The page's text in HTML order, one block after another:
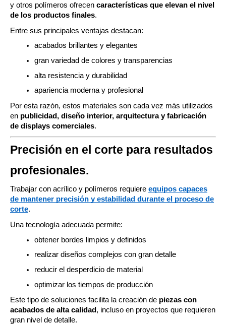
y otros polímeros ofrecen características que elevan el nivel
de los productos finales.
Entre sus principales ventajas destacan:
acabados brillantes y elegantes
gran variedad de colores y transparencias
alta resistencia y durabilidad
apariencia moderna y profesional
Por esta razón, estos materiales son cada vez más utilizados
en publicidad, diseño interior, arquitectura y fabricación
de displays comerciales.
Precisión en el corte para resultados
profesionales.
Trabajar con acrílico y polímeros requiere equipos capaces
de mantener precisión y estabilidad durante el proceso de
corte.
Una tecnología adecuada permite:
obtener bordes limpios y definidos
realizar diseños complejos con gran detalle
reducir el desperdicio de material
optimizar los tiempos de producción
Este tipo de soluciones facilita la creación de piezas con
acabados de alta calidad, incluso en proyectos que requieren
gran nivel de detalle.